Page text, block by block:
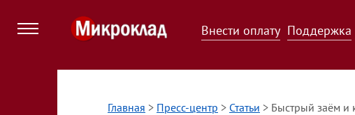
Внести оплату Поддержка
Главная > Пресс-центр > Статьи > Быстрый заём и